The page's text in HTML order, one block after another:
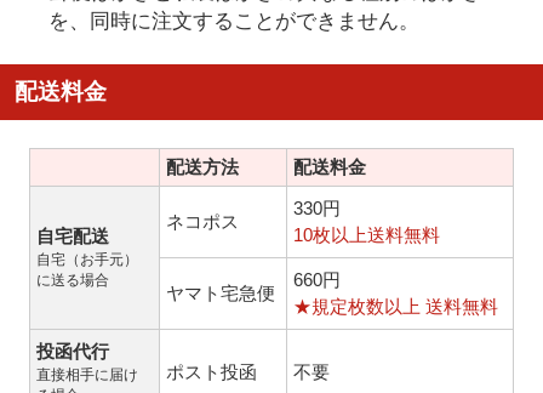
を、同時に注文することができません。
配送料金
配送方法 配送料金
自宅配送
自宅（お手元）
に送る場合
ネコポス
330円
10枚以上送料無料
ヤマト宅急便
660円
★規定枚数以上 送料無料
投函代行
直接相手に届け
ポスト投函 不要